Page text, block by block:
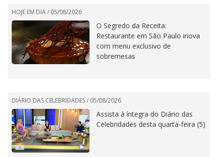
HOJE EM DIA / 05/08/2026
O Segredo da Receita:
Restaurante em São Paulo inova
com menu exclusivo de
sobremesas
DIÁRIO DAS CELEBRIDADES / 05/08/2026
Assista à íntegra do Diário das
Celebridades desta quarta-feira (5)